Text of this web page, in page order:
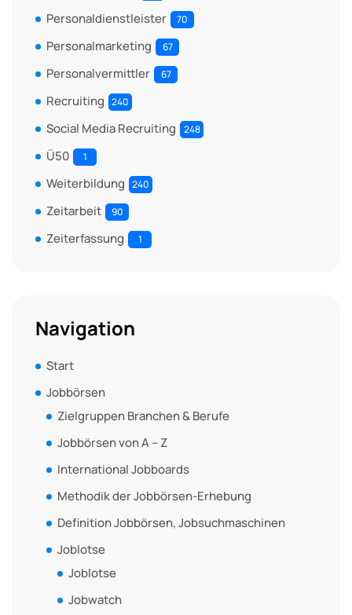
Personaldienstleister 70
Personalmarketing 67
Personalvermittler 67
Recruiting 240
Social Media Recruiting 248
Ü50 1
Weiterbildung 240
Zeitarbeit 90
Zeiterfassung 1
Navigation
Start
Jobbörsen
Zielgruppen Branchen & Berufe
Jobbörsen von A – Z
International Jobboards
Methodik der Jobbörsen-Erhebung
Definition Jobbörsen, Jobsuchmaschinen
Joblotse
Joblotse
Jobwatch